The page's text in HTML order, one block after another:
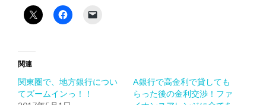
関連
関東圏で、地方銀行につい
てズームインっ！！
A銀行で高金利で貸しても
らった後の金利交渉！ファ